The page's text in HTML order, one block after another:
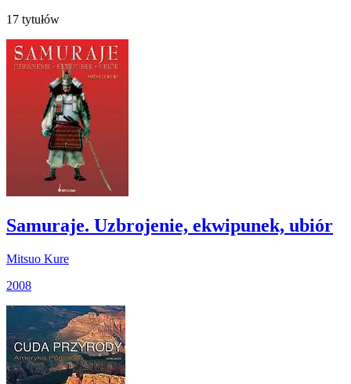
17 tytułów
Samuraje. Uzbrojenie, ekwipunek, ubiór
Mitsuo Kure
2008